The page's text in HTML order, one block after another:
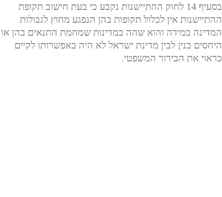
בסעיף 14 לחוק ההתיישנות נקבע כי בעת חישוב תקופת
ההתיישנות אין לכלול תקופות בהן הנפגע מחוץ לגבולות
המדינה במידה והוא שהה במדינות שמחמת התנאים בהן או
היחסים בנין לבין מדינת ישראל לא היה באפשרותו לקיים
כראוי את הבירור המשפטי.